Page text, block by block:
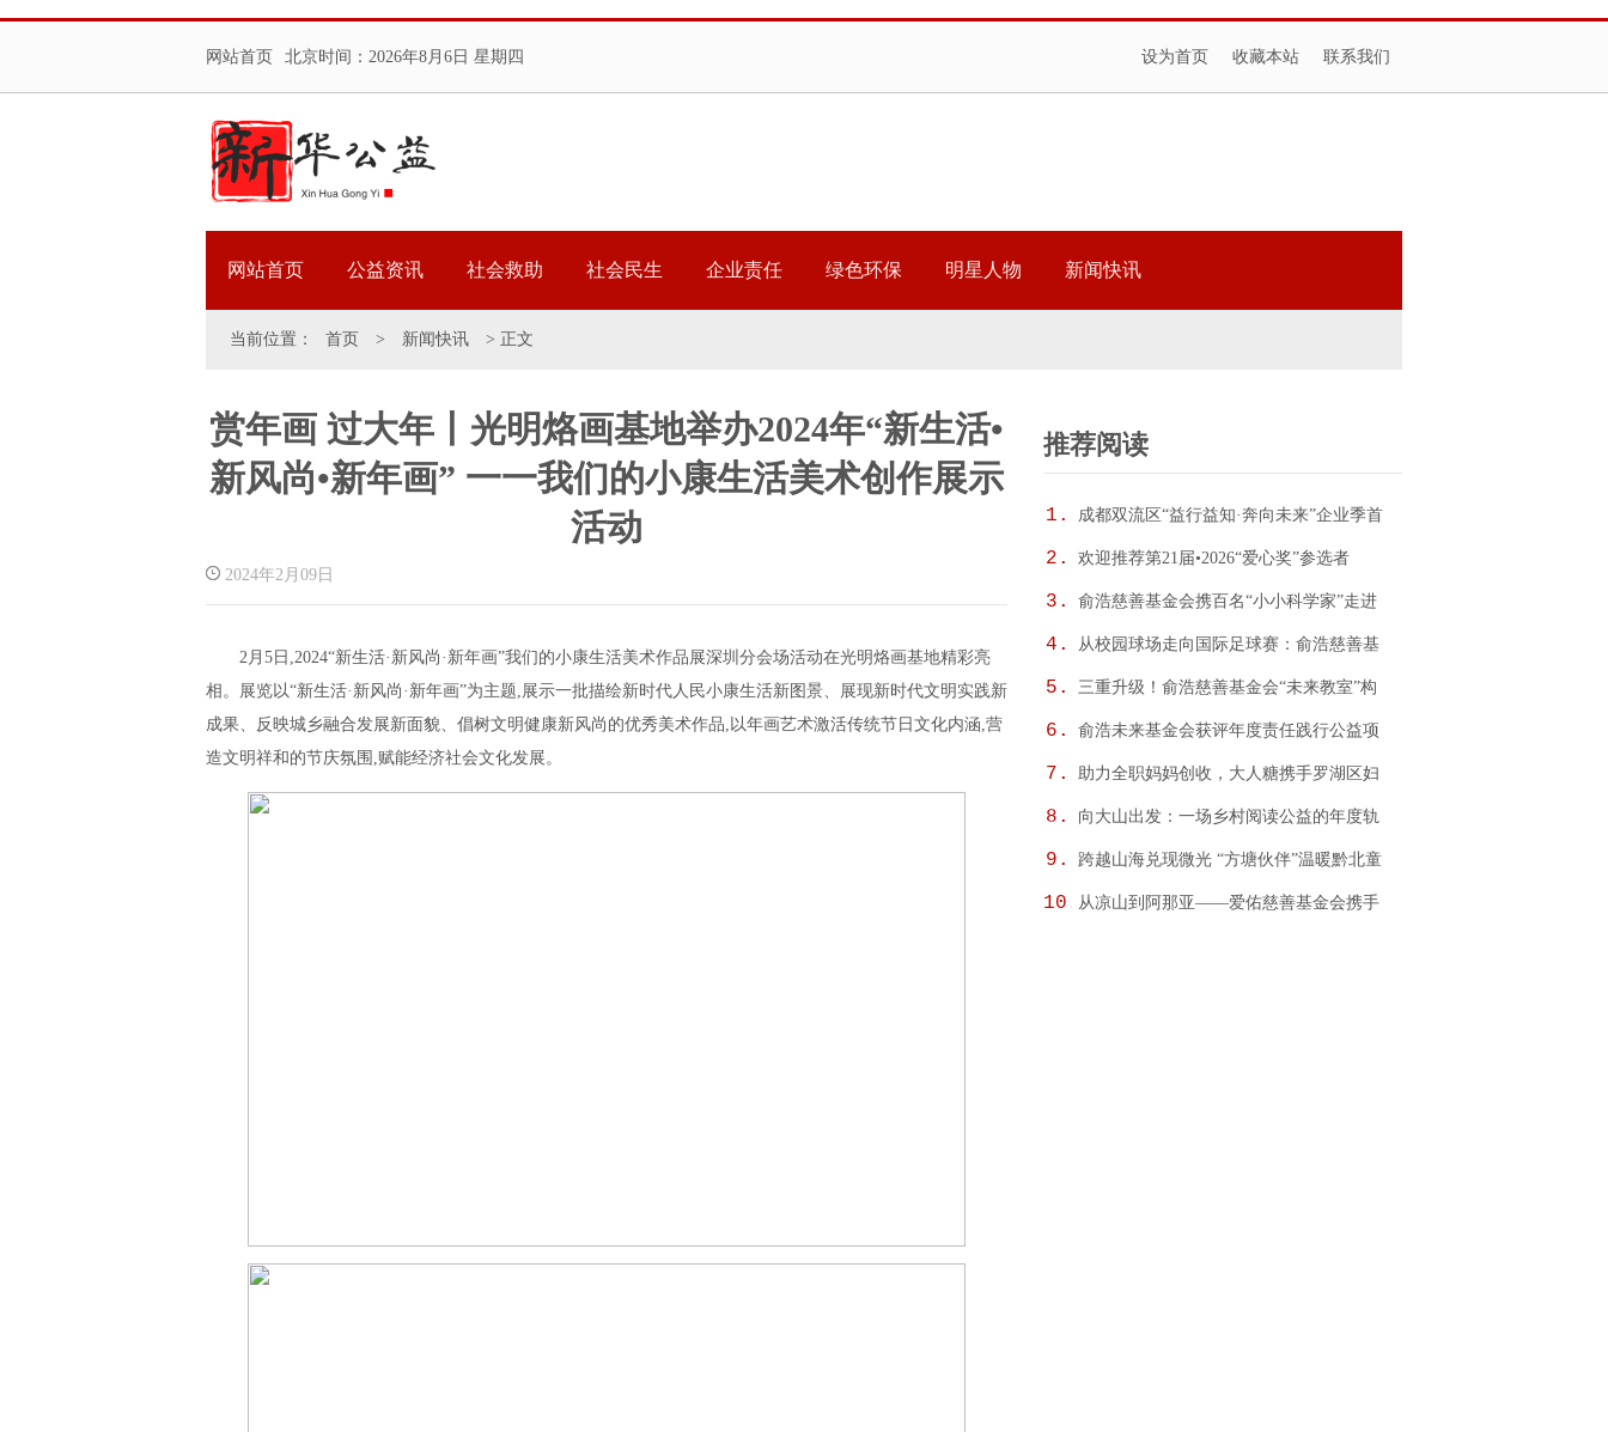
网站首页 北京时间： 2026年8月6日 星期四 设为首页 收藏本站 联系我们
网站首页 公益资讯 社会救助 社会民生 企业责任 绿色环保 明星人物 新闻快讯
当前位置： 首页 > 新闻快讯 > 正文
赏年画 过大年丨光明烙画基地举办2024年“新生活•
新风尚•新年画” 一一我们的小康生活美术创作展示
活动
2024年2月09日
2月5日,2024“新生活·新风尚·新年画”我们的小康生活美术作品展深圳分会场活动在光明烙画基地精彩亮
相。展览以“新生活·新风尚·新年画”为主题,展示一批描绘新时代人民小康生活新图景、展现新时代文明实践新
成果、反映城乡融合发展新面貌、倡树文明健康新风尚的优秀美术作品,以年画艺术激活传统节日文化内涵,营
造文明祥和的节庆氛围,赋能经济社会文化发展。
推荐阅读
1.
成都双流区“益行益知·奔向未来”企业季首
站落地天味食品
2. 欢迎推荐第21届•2026“爱心奖”参选者
3.
俞浩慈善基金会携百名“小小科学家”走进
AWE 探访追觅
4.
从校园球场走向国际足球赛：俞浩慈善基
金会以足球为
5.
三重升级！俞浩慈善基金会“未来教室”构
建创新人才培
6.
俞浩未来基金会获评年度责任践行公益项
目，以科技公
7.
助力全职妈妈创收，大人糖携手罗湖区妇
联，打造乐园
8.
向大山出发：一场乡村阅读公益的年度轨
迹
9.
跨越山海兑现微光 “方塘伙伴”温暖黔北童
心
10.从凉山到阿那亚——爱佑慈善基金会携手